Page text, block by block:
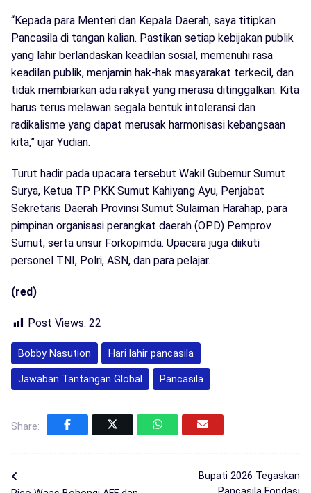
“Kepada para Menteri dan Kepala Daerah, saya titipkan
Pancasila di tangan kalian. Pastikan setiap kebijakan publik
yang lahir berlandaskan keadilan sosial, memenuhi rasa
keadilan publik, menjamin hak-hak masyarakat terkecil, dan
tidak membiarkan ada rakyat yang merasa ditinggalkan. Kita
harus terus melawan segala bentuk intoleransi dan
radikalisme yang dapat merusak harmonisasi kebangsaan
kita,” ujar Yudian.
Turut hadir pada upacara tersebut Wakil Gubernur Sumut
Surya, Ketua TP PKK Sumut Kahiyang Ayu, Penjabat
Sekretaris Daerah Provinsi Sumut Sulaiman Harahap, para
pimpinan organisasi perangkat daerah (OPD) Pemprov
Sumut, serta unsur Forkopimda. Upacara juga diikuti
personel TNI, Polri, ASN, dan para pelajar.
(red)
Post Views: 22
Bobby Nasution Hari lahir pancasila
Jawaban Tantangan Global Pancasila
Share:
Bupati 2026 Tegaskan